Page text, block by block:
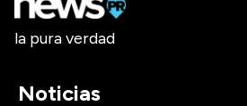
la pura verdad
Noticias